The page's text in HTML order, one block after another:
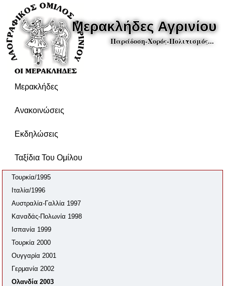
Μερακλήδες Αγρινίου
Παράδοση-Χορός-Πολιτισμός...
Μερακλήδες
Ανακοινώσεις
Εκδηλώσεις
Ταξίδια Του Ομίλου
Τουρκία/1995
Ιταλία/1996
Αυστραλία-Γαλλία 1997
Καναδάς-Πολωνία 1998
Ισπανία 1999
Τουρκία 2000
Ουγγαρία 2001
Γερμανία 2002
Ολανδία 2003